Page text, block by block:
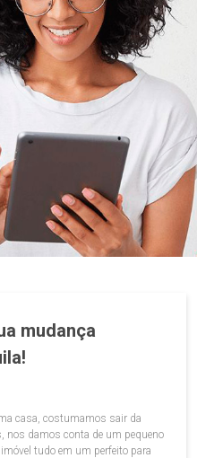
mudança
casa, costumamos sair da
nos damos conta de um pequeno
tudo em um perfeito para